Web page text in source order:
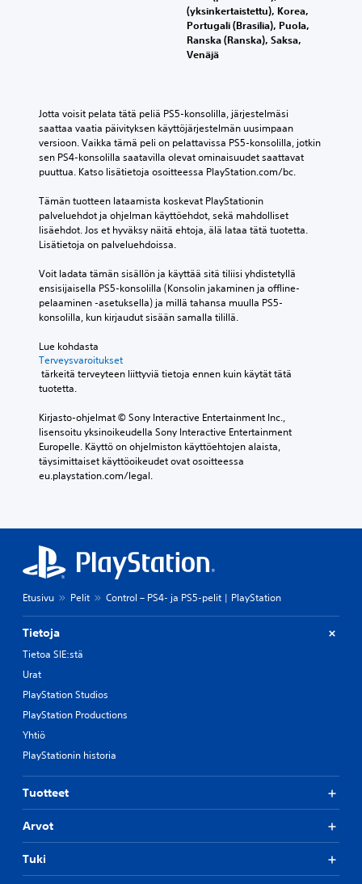
(yksinkertaistettu), Korea,
Portugali (Brasilia), Puola,
Ranska (Ranska), Saksa,
Venäjä
Jotta voisit pelata tätä peliä PS5-konsolilla, järjestelmäsi
saattaa vaatia päivityksen käyttöjärjestelmän uusimpaan
versioon. Vaikka tämä peli on pelattavissa PS5-konsolilla, jotkin
sen PS4-konsolilla saatavilla olevat ominaisuudet saattavat
puuttua. Katso lisätietoja osoitteessa PlayStation.com/bc.
Tämän tuotteen lataamista koskevat PlayStationin
palveluehdot ja ohjelman käyttöehdot, sekä mahdolliset
lisäehdot. Jos et hyväksy näitä ehtoja, älä lataa tätä tuotetta.
Lisätietoja on palveluehdoissa.
Voit ladata tämän sisällön ja käyttää sitä tiliisi yhdistetyllä
ensisijaisella PS5-konsolilla (Konsolin jakaminen ja offline-
pelaaminen -asetuksella) ja millä tahansa muulla PS5-
konsolilla, kun kirjaudut sisään samalla tilillä.
Lue kohdasta
Terveysvaroitukset
tuotetta.
Kirjasto-ohjelmat © Sony Interactive Entertainment Inc.,
lisensoitu yksinoikeudella Sony Interactive Entertainment
Europelle. Käyttö on ohjelmiston käyttöehtojen alaista,
täysimittaiset käyttöoikeudet ovat osoitteessa
eu.playstation.com/legal.
Etusivu Pelit Control – PS4- ja PS5-pelit | PlayStation
Tietoja
Tietoa SIE:stä
Urat
PlayStation Studios
PlayStation Productions
Yhtiö
PlayStationin historia
Tuotteet
Arvot
Tuki